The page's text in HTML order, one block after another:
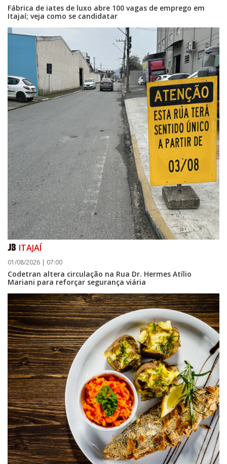
Fábrica de iates de luxo abre 100 vagas de emprego em
Itajaí; veja como se candidatar
ITAJAÍ
01/08/2026 | 07:00
Codetran altera circulação na Rua Dr. Hermes Atílio
Mariani para reforçar segurança viária